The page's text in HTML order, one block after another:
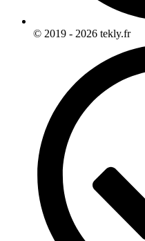
© 2019 - 2026 tekly.fr